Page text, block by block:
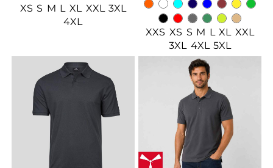
XS S M L XL XXL 3XL
4XL
XXS XS S M L XL XXL
3XL 4XL 5XL